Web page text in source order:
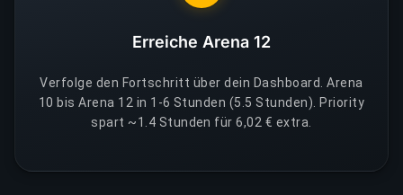
Erreiche Arena 12
Verfolge den Fortschritt über dein Dashboard. Arena
10 bis Arena 12 in 1-6 Stunden (5.5 Stunden). Priority
spart ~1.4 Stunden für 6,02 € extra.